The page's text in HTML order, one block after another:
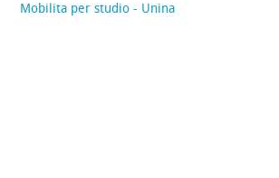
Mobilita per studio - Unina